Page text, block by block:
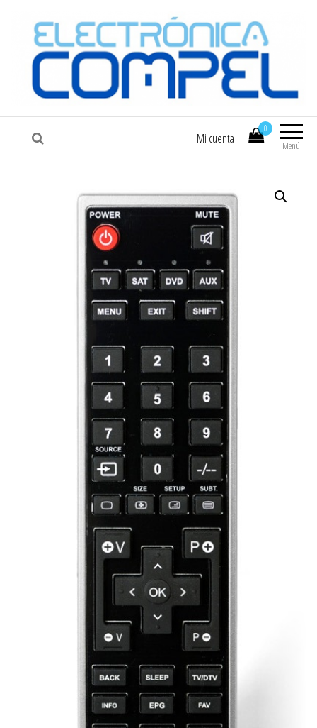
COMPEL Electrónica COMPEL
Menú
0
Mi cuenta